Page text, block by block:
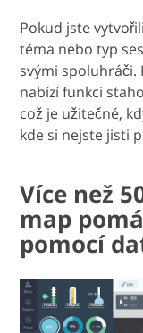
Pokud jste
téma nebo typ
svými
nabízí funkci
což je užitečné,
kde si nejste jisti
Více než
map
pomocí